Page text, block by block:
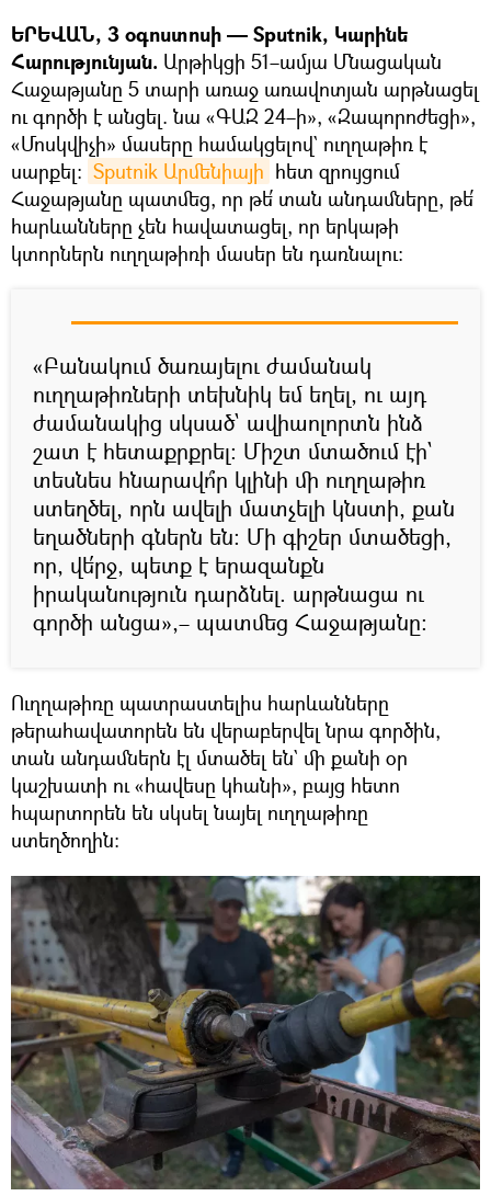
ԵՐԵՎԱՆ, 3 օգոստոսի — Sputnik, Կարինե
Հարությունյան. Արթիկցի 51–ամյա Մնացական
Հաջաթյանը 5 տարի առաջ առավոտյան արթնացել
ու գործի է անցել. նա «ԳԱԶ 24–ի», «Զապորոժեցի»,
«Մոսկվիչի» մասերը համակցելով` ուղղաթիռ է
սարքել։ Sputnik Արմենիայի հետ զրույցում
Հաջաթյանը պատմեց, որ թե՛ տան անդամները, թե՛
հարևանները չեն հավատացել, որ երկաթի
կտորներն ուղղաթիռի մասեր են դառնալու։
«Բանակում ծառայելու ժամանակ
ուղղաթիռների տեխնիկ եմ եղել, ու այդ
ժամանակից սկսած` ավիաոլորտն ինձ
շատ է հետաքրքրել։ Միշտ մտածում էի`
տեսնես հնարավո՞ր կլինի մի ուղղաթիռ
ստեղծել, որն ավելի մատչելի կնստի, քան
եղածների գներն են։ Մի գիշեր մտածեցի,
որ, վե՛րջ, պետք է երազանքն
իրականություն դարձնել. արթնացա ու
գործի անցա»,– պատմեց Հաջաթյանը։
Ուղղաթիռը պատրաստելիս հարևանները
թերահավատորեն են վերաբերվել նրա գործին,
տան անդամներն էլ մտածել են` մի քանի օր
կաշխատի ու «հավեսը կհանի», բայց հետո
հպարտորեն են սկսել նայել ուղղաթիռը
ստեղծողին։